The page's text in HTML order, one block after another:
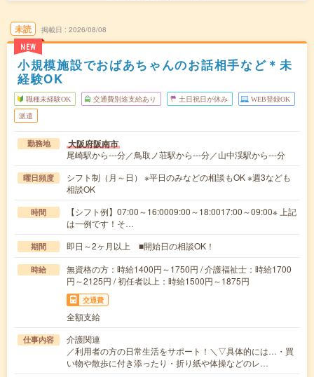
未読
NEW
掲載日 2026/08/08
小規模施設でおばあちゃんのお話相手など＊未
経験OK
職種未経験OK 交通費別途支給あり 土日祝日が休み WEB登録OK
派遣
勤務地 大阪府阪南市
尾崎駅から---分／鳥取ノ荘駅から---分／山中渓駅から---分
曜日頻度
シフト制（月～日） ※平日のみなどの相談もOK ※週3なども
相談OK
時間
【シフト例】07:00～16:0009:00～18:0017:00～09:00※ 上記
は一例です！そ…
期間 即日～2ヶ月以上 ■開始日の相談OK！
時給
無資格の方：時給1400円～1750円 / 介護福祉士：時給1700
円～2125円 / 初任者以上：時給1500円～1875円
交通費
全額支給
仕事内容
介護関連
／利用者の方の日常生活をサポート！＼▽具体的には…・買
い物や散歩に付き添ったり・折り紙や体操などのレ…